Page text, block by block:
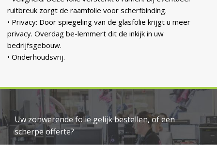
ruitbreuk zorgt de raamfolie voor scherfbinding.
• Privacy: Door spiegeling van de glasfolie krijgt u meer
privacy. Overdag be-lemmert dit de inkijk in uw
bedrijfsgebouw.
• Onderhoudsvrij.
Uw zonwerende folie gelijk bestellen, of een
scherpe offerte?